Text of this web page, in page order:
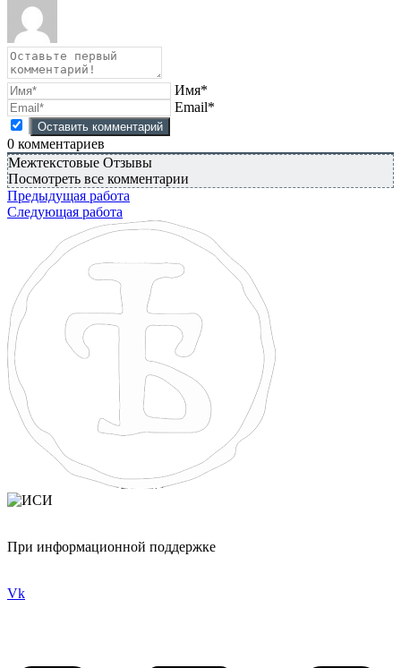
Имя*
Email*
0 комментариев
Межтекстовые Отзывы
Посмотреть все комментарии
Предыдущая работа
Следующая работа
При информационной поддержке
Vk